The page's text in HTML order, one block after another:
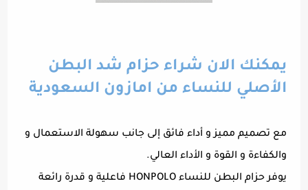
يمكنك الان شراء حزام شد البطن
الأصلي للنساء من امازون السعودية
مع تصميم مميز و أداء فائق إلى جانب سهولة الاستعمال و
والكفاءة و القوة و الأداء العالي.
يوفر حزام البطن للنساء HONPOLO فاعلية و قدرة رائعة